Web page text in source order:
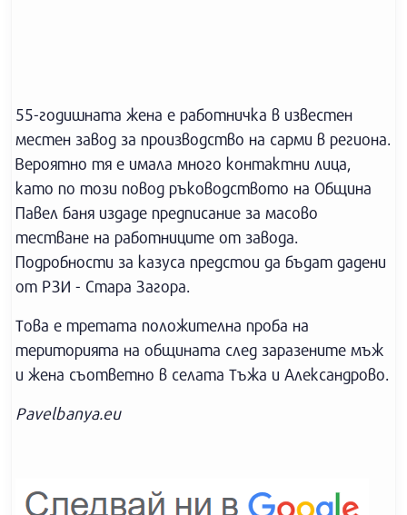
55-годишната жена е работничка в известен
местен завод за производство на сарми в региона.
Вероятно тя е имала много контактни лица,
като по този повод ръководството на Община
Павел баня издаде предписание за масово
тестване на работниците от завода.
Подробности за казуса предстои да бъдат дадени
от РЗИ - Стара Загора.
Това е третата положителна проба на
територията на общината след заразените мъж
и жена съответно в селата Тъжа и Александрово.
Pavelbanya.eu